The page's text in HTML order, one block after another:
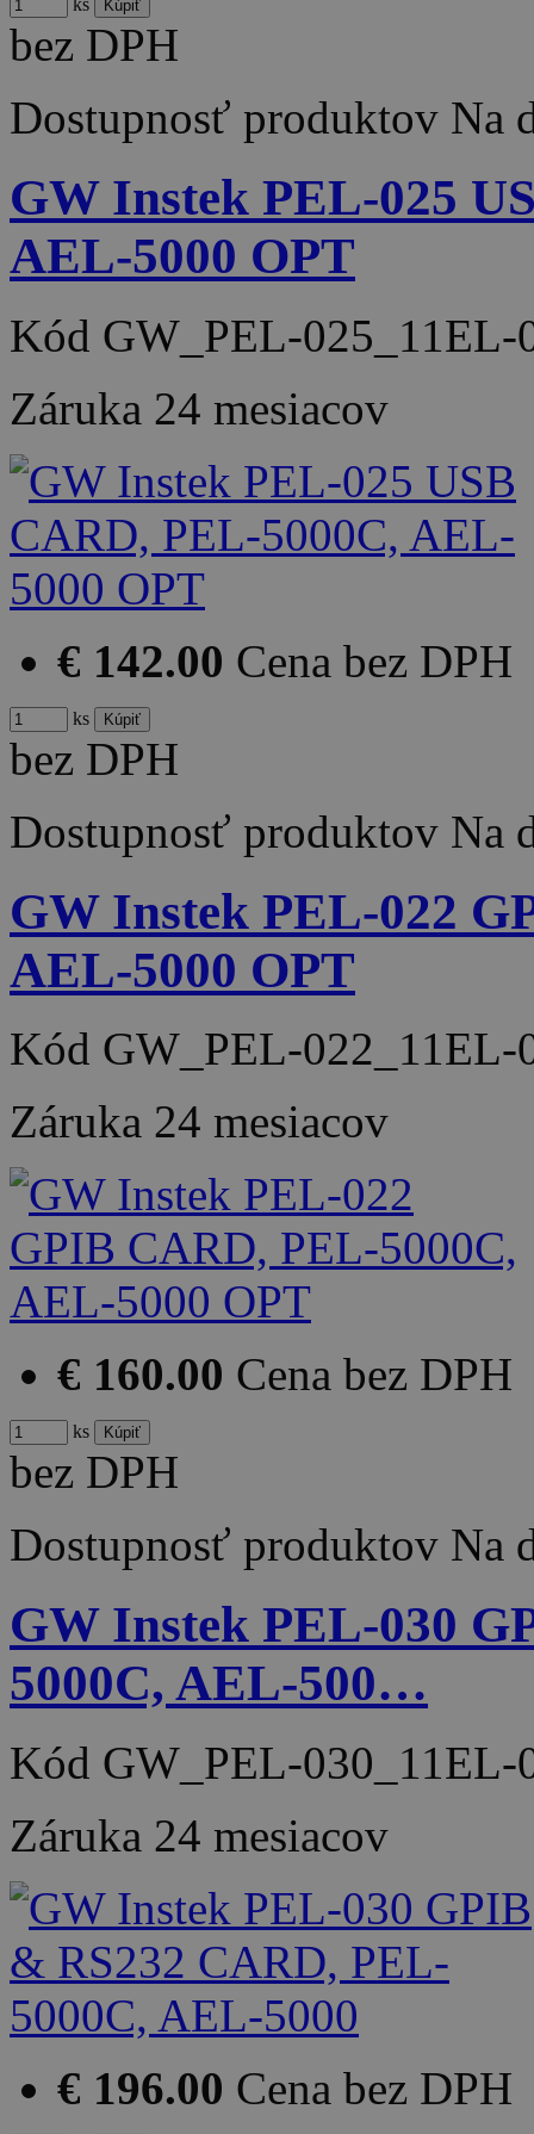
bez DPH
Dostupnosť produktov Na
GW Instek PEL-025
AEL-5000 OPT
Kód GW_PEL-025_11EL-
Záruka 24 mesiacov
€ 142.00 Cena bez DPH
ks
bez DPH
Dostupnosť produktov Na
GW Instek PEL-022
AEL-5000 OPT
Kód GW_PEL-022_11EL-
Záruka 24 mesiacov
€ 160.00 Cena bez DPH
ks
bez DPH
Dostupnosť produktov Na
GW Instek PEL-030
5000C, AEL-500…
Kód GW_PEL-030_11EL-
Záruka 24 mesiacov
€ 196.00 Cena bez DPH